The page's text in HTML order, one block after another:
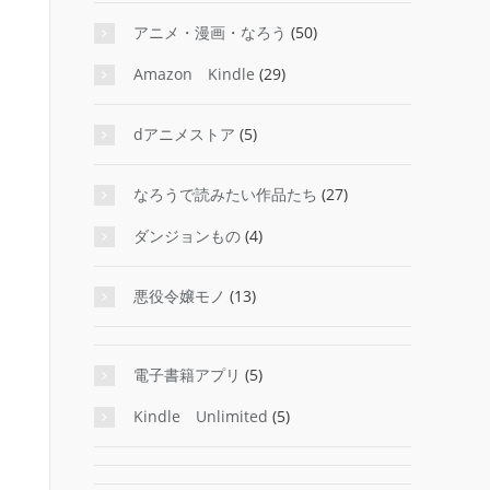
アニメ・漫画・なろう (50)
Amazon Kindle (29)
dアニメストア (5)
なろうで読みたい作品たち (27)
ダンジョンもの (4)
悪役令嬢モノ (13)
電子書籍アプリ (5)
Kindle Unlimited (5)